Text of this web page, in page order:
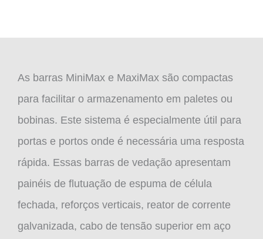
As barras MiniMax e MaxiMax são compactas
para facilitar o armazenamento em paletes ou
bobinas. Este sistema é especialmente útil para
portas e portos onde é necessária uma resposta
rápida. Essas barras de vedação apresentam
painéis de flutuação de espuma de célula
fechada, reforços verticais, reator de corrente
galvanizada, cabo de tensão superior em aço